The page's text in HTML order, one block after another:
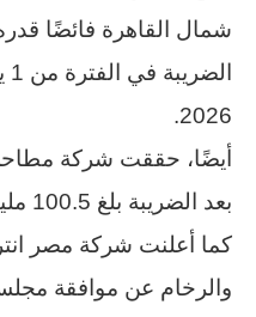
2026.
أيضًا، حققت شركة
بعد
كما أعلنت شركة مصر
والرخام عن موافقة